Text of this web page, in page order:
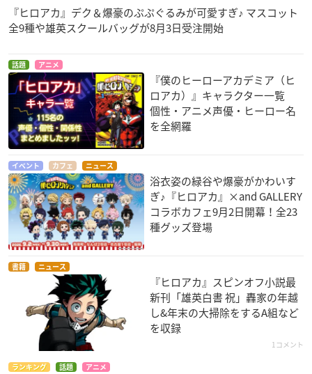
『ヒロアカ』デク＆爆豪のぷぷぐるみが可愛すぎ♪ マスコット
全9種や雄英スクールバッグが8月3日受注開始
話題 アニメ
『僕のヒーローアカデミア（ヒ
ロアカ）』キャラクター一覧
個性・アニメ声優・ヒーロー名
を全網羅
イベント カフェ ニュース
浴衣姿の緑谷や爆豪がかわいす
ぎ♪『ヒロアカ』×and GALLERY
コラボカフェ9月2日開幕！全23
種グッズ登場
書籍 ニュース
『ヒロアカ』スピンオフ小説最
新刊「雄英白書 祝」轟家の年越
し&年末の大掃除をするA組など
を収録
1コメント
ランキング 話題 アニメ